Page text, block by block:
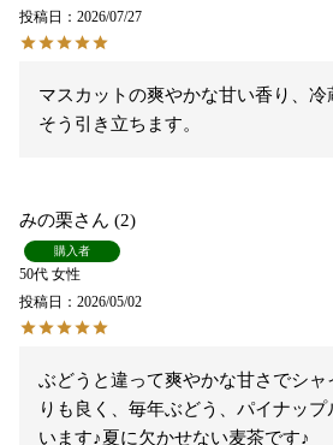
投稿日
2026/07/27
マスカットの爽やかな甘い香り、冷
そう引き立ちます。
みの栗 2
購入者
50代 女性
投稿日
2026/05/02
ぶどうと違って爽やかな甘さでシャ
りも良く、毎年ぶどう、パイナッ
います♪夏に欠かせない麦茶です♪